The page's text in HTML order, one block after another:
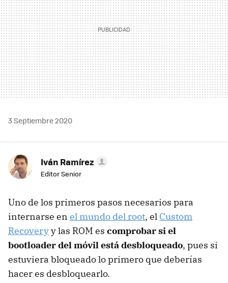
3 Septiembre 2020
Iván Ramírez
Editor Senior
Uno de los primeros pasos necesarios para
internarse en el mundo del root, el Custom
Recoveryy las ROM es comprobar si el
bootloader del móvil está desbloqueado, pues si
estuviera bloqueado lo primero que deberías
hacer es desbloquearlo.